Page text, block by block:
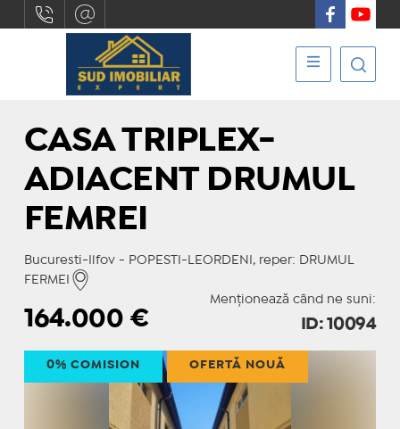
CASA TRIPLEX-
ADIACENT DRUMUL
FEMREI
Bucuresti-Ilfov - POPESTI-LEORDENI, reper: DRUMUL
FERMEI
Menționează când ne suni:
164.000 € ID: 10094
0% COMISION OFERTĂ NOUĂ